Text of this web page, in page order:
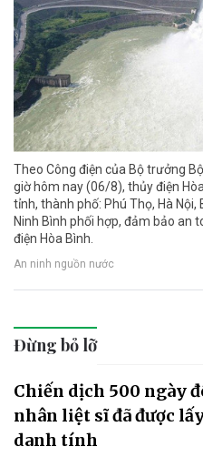
Theo Công điện của Bộ trưởng
giờ hôm nay (06/8), thủy điện
tỉnh, thành phố: Phú Thọ, Hà Nội,
Ninh Bình phối hợp, đảm bảo an
điện Hòa Bình.
An ninh nguồn nước
Đừng bỏ lỡ
Chiến dịch 500 ngày
nhân liệt sĩ đã được
danh tính